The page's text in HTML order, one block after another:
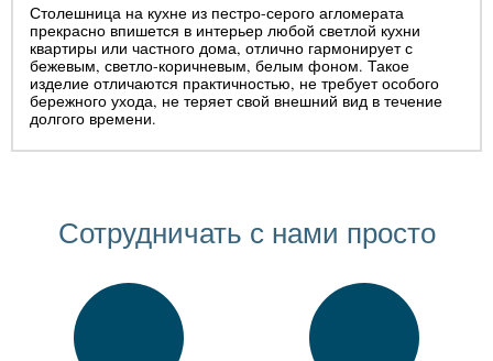
Столешница на кухне из пестро-серого агломерата
прекрасно впишется в интерьер любой светлой кухни
квартиры или частного дома, отлично гармонирует с
бежевым, светло-коричневым, белым фоном. Такое
изделие отличаются практичностью, не требует особого
бережного ухода, не теряет свой внешний вид в течение
долгого времени.
Сотрудничать с нами просто